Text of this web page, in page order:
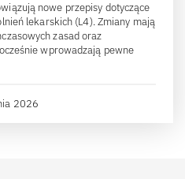
nowe przepisy dotyczące
lekarskich (L4). Zmiany mają
zasad oraz
wprowadzają pewne
2026